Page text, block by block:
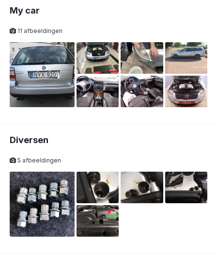
My car
11 afbeeldingen
Diversen
5 afbeeldingen